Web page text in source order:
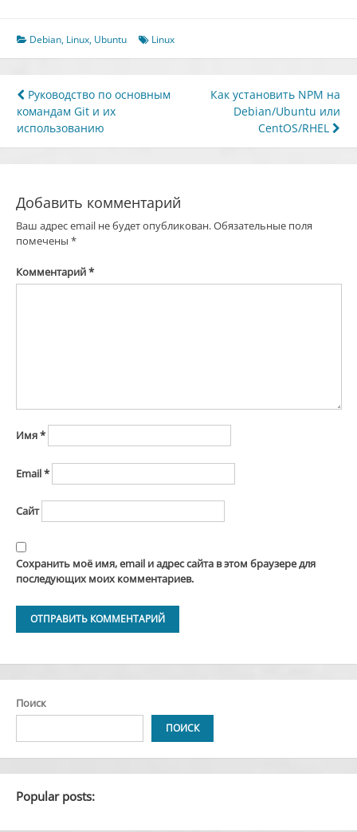
Debian, Linux, Ubuntu Linux
Навигация
по
записям
Руководство по основным
командам Git и их
использованию
Как установить NPM на
Debian/Ubuntu или
CentOS/RHEL
Добавить комментарий
Ваш адрес email не будет опубликован.Обязательные поля
помечены *
Комментарий*
Имя*
Email*
Сайт
Сохранить моё имя, email и адрес сайта в этом браузере для
последующих моих комментариев.
Поиск
ПОИСК
Popular posts: